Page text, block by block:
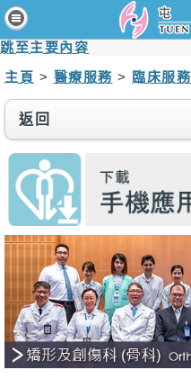
跳至主要內容
主頁
醫療服務
醫護專業人員
消息及活動
關於我們
聯絡我們
免責聲明
無障礙聲明
主頁 > 醫療服務 > 臨床服務
返回